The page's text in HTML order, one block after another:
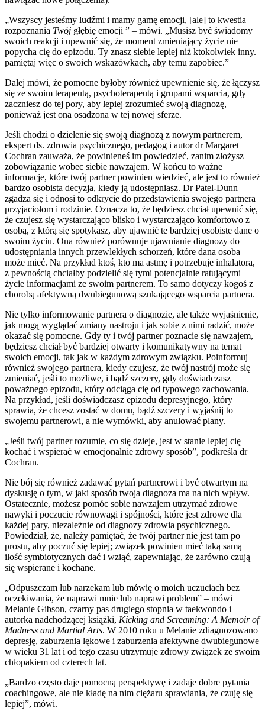
„Wszyscy jesteśmy ludźmi i mamy gamę emocji, [ale] to kwestia
rozpoznania Twój głębię emocji ” – mówi. „Musisz być świadomy
swoich reakcji i upewnić się, że moment zmieniający życie nie
popycha cię do epizodu. Ty znasz siebie lepiej niż ktokolwiek inny.
pamiętaj więc o swoich wskazówkach, aby temu zapobiec.”
Dalej mówi, że pomocne byłoby również upewnienie się, że łączysz
się ze swoim terapeutą, psychoterapeutą i grupami wsparcia, gdy
zaczniesz do tej pory, aby lepiej zrozumieć swoją diagnozę,
ponieważ jest ona osadzona w tej nowej sferze.
Jeśli chodzi o dzielenie się swoją diagnozą z nowym partnerem,
ekspert ds. zdrowia psychicznego, pedagog i autor dr Margaret
Cochran zauważa, że powinieneś im powiedzieć, zanim złożysz
zobowiązanie wobec siebie nawzajem. W końcu to ważne
informacje, które twój partner powinien wiedzieć, ale jest to również
bardzo osobista decyzja, kiedy ją udostępniasz. Dr Patel-Dunn
zgadza się i odnosi to odkrycie do przedstawienia swojego partnera
przyjaciołom i rodzinie. Oznacza to, że będziesz chciał upewnić się,
że czujesz się wystarczająco blisko i wystarczająco komfortowo z
osobą, z którą się spotykasz, aby ujawnić te bardziej osobiste dane o
swoim życiu. Ona również porównuje ujawnianie diagnozy do
udostępniania innych przewlekłych schorzeń, które dana osoba
może mieć. Na przykład ktoś, kto ma astmę i potrzebuje inhalatora,
z pewnością chciałby podzielić się tymi potencjalnie ratującymi
życie informacjami ze swoim partnerem. To samo dotyczy kogoś z
chorobą afektywną dwubiegunową szukającego wsparcia partnera.
Nie tylko informowanie partnera o diagnozie, ale także wyjaśnienie,
jak mogą wyglądać zmiany nastroju i jak sobie z nimi radzić, może
okazać się pomocne. Gdy ty i twój partner poznacie się nawzajem,
będziesz chciał być bardziej otwarty i komunikatywny na temat
swoich emocji, tak jak w każdym zdrowym związku. Poinformuj
również swojego partnera, kiedy czujesz, że twój nastrój może się
zmieniać, jeśli to możliwe, i bądź szczery, gdy doświadczasz
poważnego epizodu, który odciąga cię od typowego zachowania.
Na przykład, jeśli doświadczasz epizodu depresyjnego, który
sprawia, że chcesz zostać w domu, bądź szczery i wyjaśnij to
swojemu partnerowi, a nie wymówki, aby anulować plany.
„Jeśli twój partner rozumie, co się dzieje, jest w stanie lepiej cię
kochać i wspierać w emocjonalnie zdrowy sposób”, podkreśla dr
Cochran.
Nie bój się również zadawać pytań partnerowi i być otwartym na
dyskusję o tym, w jaki sposób twoja diagnoza ma na nich wpływ.
Ostatecznie, możesz pomóc sobie nawzajem utrzymać zdrowe
nawyki i poczucie równowagi i spójności, które jest zdrowe dla
każdej pary, niezależnie od diagnozy zdrowia psychicznego.
Powiedział, że, należy pamiętać, że twój partner nie jest tam po
prostu, aby poczuć się lepiej; związek powinien mieć taką samą
ilość symbiotycznych dać i wziąć, zapewniając, że zarówno czują
się wspierane i kochane.
„Odpuszczam lub narzekam lub mówię o moich uczuciach bez
oczekiwania, że naprawi mnie lub naprawi problem” – mówi
Melanie Gibson, czarny pas drugiego stopnia w taekwondo i
autorka nadchodzącej książki, Kicking and Screaming: A Memoir of
Madness and Martial Arts. W 2010 roku u Melanie zdiagnozowano
depresję, zaburzenia lękowe i zaburzenia afektywne dwubiegunowe
w wieku 31 lat i od tego czasu utrzymuje zdrowy związek ze swoim
chłopakiem od czterech lat.
„Bardzo często daje pomocną perspektywę i zadaje dobre pytania
coachingowe, ale nie kładę na nim ciężaru sprawiania, że czuję się
lepiej”, mówi.